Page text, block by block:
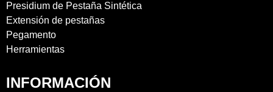
Presidium de Pestaña Sintética
Extensión de pestañas
Pegamento
Herramientas
INFORMACIÓN